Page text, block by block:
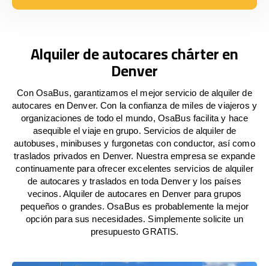
Alquiler de autocares chárter en
Denver
Con OsaBus, garantizamos el mejor servicio de alquiler de
autocares en Denver. Con la confianza de miles de viajeros y
organizaciones de todo el mundo, OsaBus facilita y hace
asequible el viaje en grupo. Servicios de alquiler de
autobuses, minibuses y furgonetas con conductor, así como
traslados privados en Denver. Nuestra empresa se expande
continuamente para ofrecer excelentes servicios de alquiler
de autocares y traslados en toda Denver y los países
vecinos. Alquiler de autocares en Denver para grupos
pequeños o grandes. OsaBus es probablemente la mejor
opción para sus necesidades. Simplemente solicite un
presupuesto GRATIS.